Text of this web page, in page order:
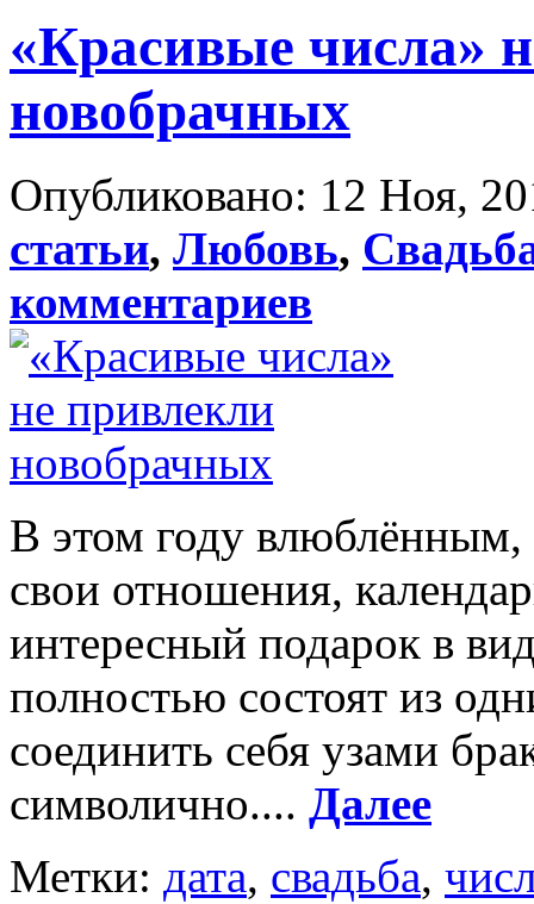
«Красивые числа»
новобрачных
Опубликовано: 12 Ноя,
статьи, Любовь,
комментариев
В этом году влюблённым,
свои отношения,
интересный подарок в
полностью состоят из
соединить себя узами
символично.... Далее
Метки: дата, свадьба,